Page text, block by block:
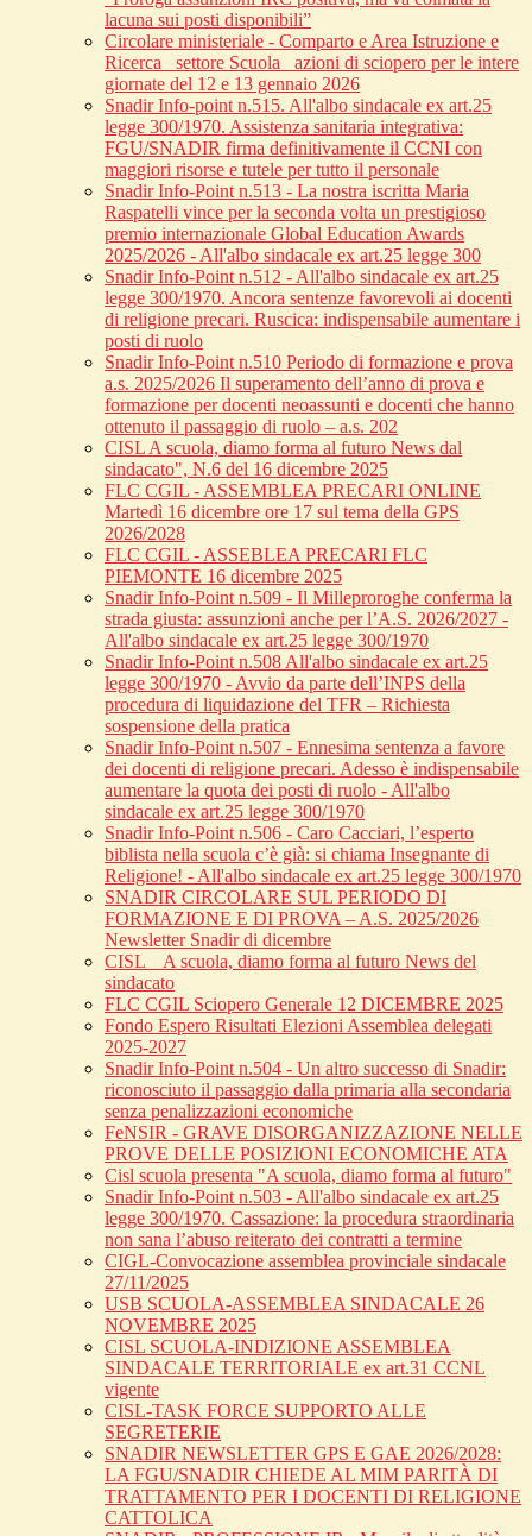
lacuna sui posti disponibili”
Circolare ministeriale - Comparto e Area Istruzione e
Ricerca_ settore Scuola_ azioni di sciopero per le intere
giornate del 12 e 13 gennaio 2026
Snadir Info-point n.515. All'albo sindacale ex art.25
legge 300/1970. Assistenza sanitaria integrativa:
FGU/SNADIR firma definitivamente il CCNI con
maggiori risorse e tutele per tutto il personale
Snadir Info-Point n.513 - La nostra iscritta Maria
Raspatelli vince per la seconda volta un prestigioso
premio internazionale Global Education Awards
2025/2026 - All'albo sindacale ex art.25 legge 300
Snadir Info-Point n.512 - All'albo sindacale ex art.25
legge 300/1970. Ancora sentenze favorevoli ai docenti
di religione precari. Ruscica: indispensabile aumentare i
posti di ruolo
Snadir Info-Point n.510 Periodo di formazione e prova
a.s. 2025/2026 Il superamento dell’anno di prova e
formazione per docenti neoassunti e docenti che hanno
ottenuto il passaggio di ruolo – a.s. 202
CISL A scuola, diamo forma al futuro News dal
sindacato", N.6 del 16 dicembre 2025
FLC CGIL - ASSEMBLEA PRECARI ONLINE
Martedì 16 dicembre ore 17 sul tema della GPS
2026/2028
FLC CGIL - ASSEBLEA PRECARI FLC
PIEMONTE 16 dicembre 2025
Snadir Info-Point n.509 - Il Milleproroghe conferma la
strada giusta: assunzioni anche per l’A.S. 2026/2027 -
All'albo sindacale ex art.25 legge 300/1970
Snadir Info-Point n.508 All'albo sindacale ex art.25
legge 300/1970 - Avvio da parte dell’INPS della
procedura di liquidazione del TFR – Richiesta
sospensione della pratica
Snadir Info-Point n.507 - Ennesima sentenza a favore
dei docenti di religione precari. Adesso è indispensabile
aumentare la quota dei posti di ruolo - All'albo
sindacale ex art.25 legge 300/1970
Snadir Info-Point n.506 - Caro Cacciari, l’esperto
biblista nella scuola c’è già: si chiama Insegnante di
Religione! - All'albo sindacale ex art.25 legge 300/1970
SNADIR CIRCOLARE SUL PERIODO DI
FORMAZIONE E DI PROVA – A.S. 2025/2026
Newsletter Snadir di dicembre
CISL _ A scuola, diamo forma al futuro News del
sindacato
FLC CGIL Sciopero Generale 12 DICEMBRE 2025
Fondo Espero Risultati Elezioni Assemblea delegati
2025-2027
Snadir Info-Point n.504 - Un altro successo di Snadir:
riconosciuto il passaggio dalla primaria alla secondaria
senza penalizzazioni economiche
FeNSIR - GRAVE DISORGANIZZAZIONE NELLE
PROVE DELLE POSIZIONI ECONOMICHE ATA
Cisl scuola presenta "A scuola, diamo forma al futuro"
Snadir Info-Point n.503 - All'albo sindacale ex art.25
legge 300/1970. Cassazione: la procedura straordinaria
non sana l’abuso reiterato dei contratti a termine
CIGL-Convocazione assemblea provinciale sindacale
27/11/2025
USB SCUOLA-ASSEMBLEA SINDACALE 26
NOVEMBRE 2025
CISL SCUOLA-INDIZIONE ASSEMBLEA
SINDACALE TERRITORIALE ex art.31 CCNL
vigente
CISL-TASK FORCE SUPPORTO ALLE
SEGRETERIE
SNADIR NEWSLETTER GPS E GAE 2026/2028:
LA FGU/SNADIR CHIEDE AL MIM PARITÀ DI
TRATTAMENTO PER I DOCENTI DI RELIGIONE
CATTOLICA